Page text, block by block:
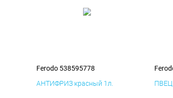
Ferodo 538595778
АНТИФРИЗ красный 1л.
ПВЕЦ